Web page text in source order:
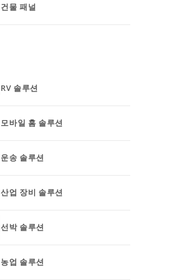
건물 패널
RV 솔루션
모바일 홈 솔루션
운송 솔루션
산업 장비 솔루션
선박 솔루션
농업 솔루션